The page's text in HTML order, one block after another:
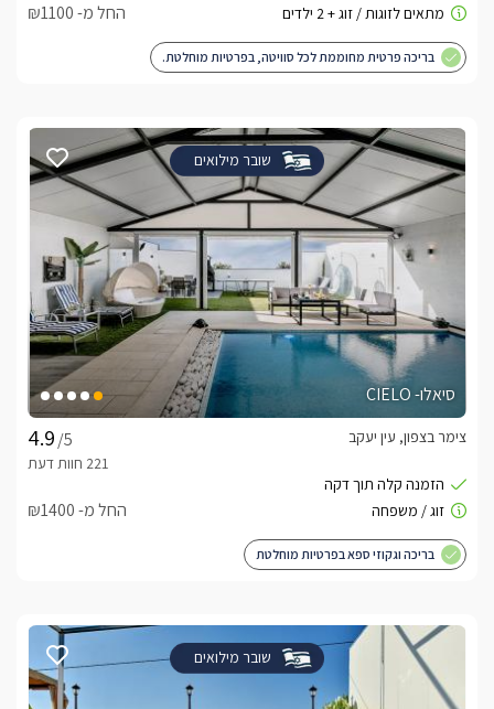
החל מ- ₪1100
בריכה פרטית מחוממת לכל סוויטה, בפרטיות מוחלטת.
שובר מילואים
סיאלו- CIELO
/5
צימר בצפון, עין יעקב
החל מ- ₪1400
בריכה וגקוזי ספא בפרטיות מוחלטת
שובר מילואים